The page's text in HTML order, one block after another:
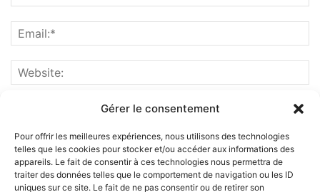
Gérer le consentement
Pour offrir les meilleures expériences, nous utilisons des technologies
telles que les cookies pour stocker et/ou accéder aux informations des
appareils. Le fait de consentir à ces technologies nous permettra de
traiter des données telles que le comportement de navigation ou les ID
uniques sur ce site. Le fait de ne pas consentir ou de retirer son